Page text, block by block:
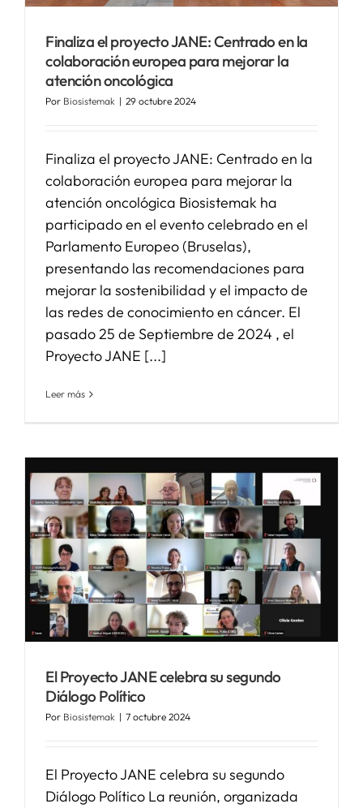
Finaliza el proyecto JANE: Centrado en la
colaboración europea para mejorar la
atención oncológica
Por Biosistemak | 29 octubre 2024
Finaliza el proyecto JANE: Centrado en la
colaboración europea para mejorar la
atención oncológica Biosistemak ha
participado en el evento celebrado en el
Parlamento Europeo (Bruselas),
presentando las recomendaciones para
mejorar la sostenibilidad y el impacto de
las redes de conocimiento en cáncer. El
pasado 25 de Septiembre de 2024 , el
Proyecto JANE [...]
Leer más
El Proyecto JANE celebra su segundo
Diálogo Político
Por Biosistemak | 7 octubre 2024
El Proyecto JANE celebra su segundo
Diálogo Político La reunión, organizada